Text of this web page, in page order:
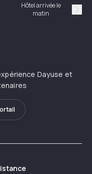
Hôtel arrivée le
matin
Dayuse et